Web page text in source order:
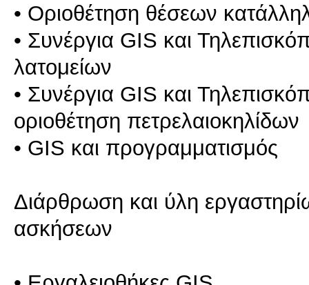
• Οριοθέτηση θέσεων
• Συνέργια GIS και
λατομείων
• Συνέργια GIS και
οριοθέτηση πετρελαιοκηλίδων
• GIS και προγραμματισμός
Διάρθρωση και ύλη
ασκήσεων